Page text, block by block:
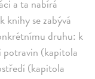
a ta nabírá
knihy se zabývá
druhu: k
potravin (kapitola
(kapitola